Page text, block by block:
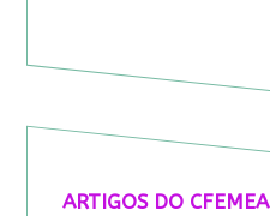
ARTIGOS DO CFEMEA